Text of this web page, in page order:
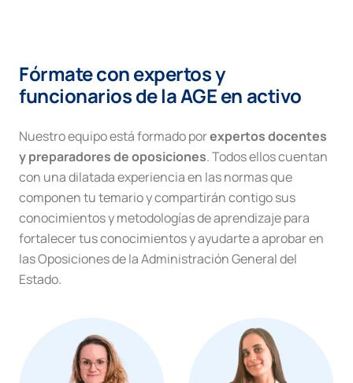
Fórmate con expertos y
funcionarios de la AGE en activo
Nuestro equipo está formado porexpertos docentes
y preparadores de oposiciones. Todos ellos cuentan
con una dilatada experiencia en las normas que
componen tu temario y compartirán contigo sus
conocimientos y metodologías de aprendizaje para
fortalecer tus conocimientos y ayudarte a aprobar en
las Oposiciones de la Administración General del
Estado.